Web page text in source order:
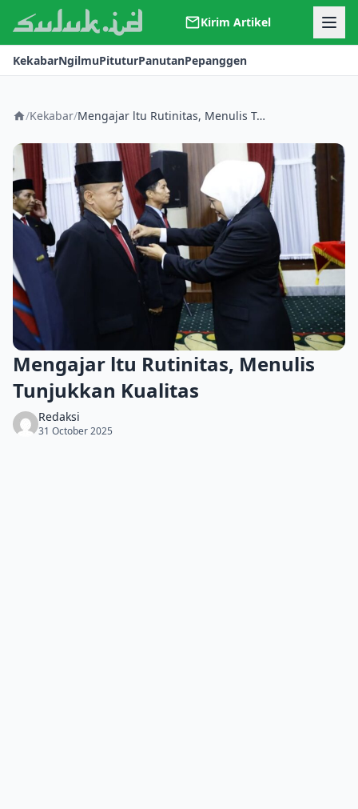
Kirim Artikel
Kerjasama
Kontak
KekabarNgilmuPituturPanutanPepanggen
/Kekabar/ Mengajar ltu Rutinitas, Menulis Tunjukkan Kualitas
Mengajar ltu Rutinitas, Menulis
Tunjukkan Kualitas
Redaksi
31 October 2025